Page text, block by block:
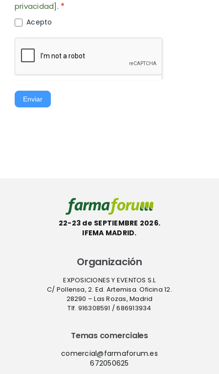
privacidad]. *
Acepto
Enviar
22-23 de SEPTIEMBRE 2026.
IFEMA MADRID.
Organización
EXPOSICIONES Y EVENTOS S.L
C/ Pollensa, 2. Ed. Artemisa. Oficina 12.
28290 – Las Rozas, Madrid
Tlf. 916308591 / 686913934
Temas comerciales
comercial@farmaforum.es
672050625